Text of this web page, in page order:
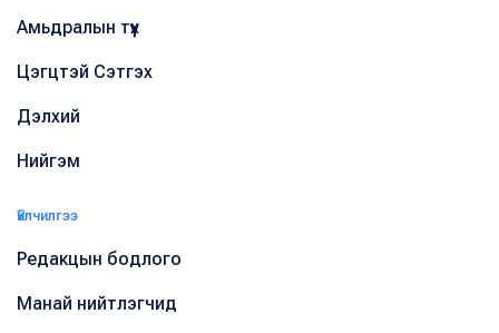
Амьдралын түүх
Цэгцтэй Сэтгэх
Дэлхий
Нийгэм
Үйлчилгээ
Редакцын бодлого
Манай нийтлэгчид